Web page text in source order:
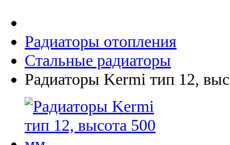
Радиаторы отопления
Стальные радиаторы
Радиаторы Kermi тип 12,